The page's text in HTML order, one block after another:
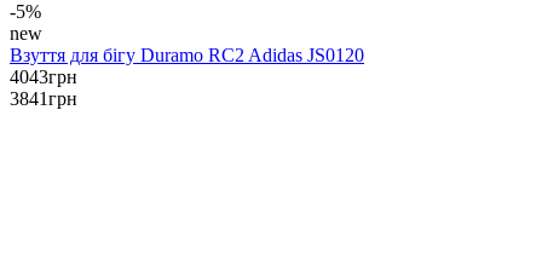
-5%
new
Взуття для бігу Duramo RC2 Adidas JS0120
4043грн
3841грн